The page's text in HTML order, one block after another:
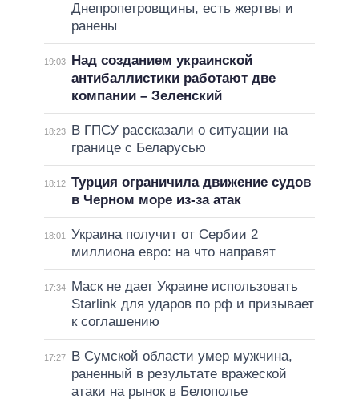
Днепропетровщины, есть жертвы и
ранены
19:03
Над созданием украинской
антибаллистики работают две
компании – Зеленский
18:23
В ГПСУ рассказали о ситуации на
границе с Беларусью
18:12 Турция ограничила движение судов
в Черном море из-за атак
18:01
Украина получит от Сербии 2
миллиона евро: на что направят
17:34
Маск не дает Украине использовать
Starlink для ударов по рф и призывает
к соглашению
17:27
В Сумской области умер мужчина,
раненный в результате вражеской
атаки на рынок в Белополье